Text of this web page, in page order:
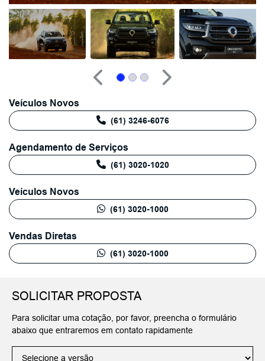
SOLICITAR PROPOSTA
Para solicitar uma cotação, por favor, preencha o formulário
abaixo que entraremos em contato rapidamente
Anterior Próximo
Veículos Novos
(61) 3246-6076
Agendamento de Serviços
(61) 3020-1020
Veículos Novos
(61) 3020-1000
Vendas Diretas
(61) 3020-1000